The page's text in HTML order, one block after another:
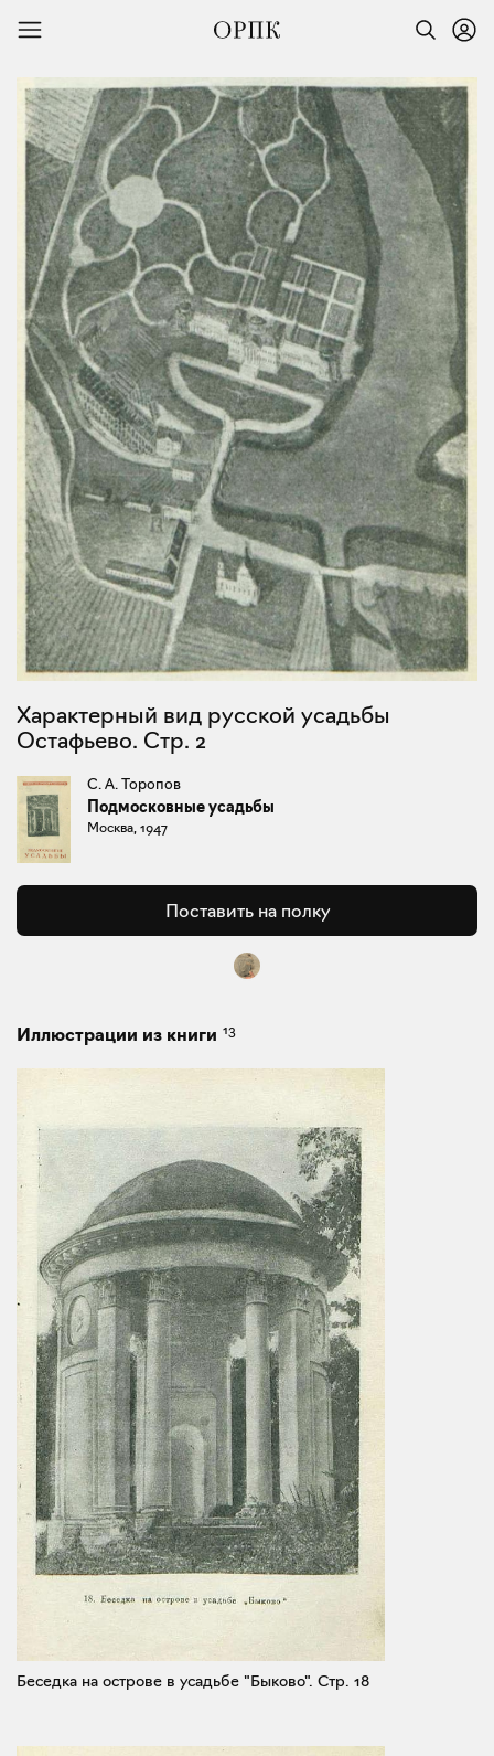
Характерный вид русской усадьбы
Остафьево. Стр. 2
С. А. Торопов
Подмосковные усадьбы
Москва, 1947
Поставить на полку
Иллюстрации из книги 13
Беседка на острове в усадьбе "Быково". Стр. 18